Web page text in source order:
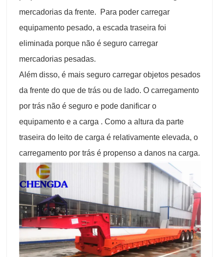
mercadorias da frente. Para poder carregar
equipamento pesado, a escada traseira foi
eliminada porque não é seguro carregar
mercadorias pesadas.
Além disso, é mais seguro carregar objetos pesados
da frente do que de trás ou de lado. O carregamento
por trás não é seguro e pode danificar o
equipamento e a carga . Como a altura da parte
traseira do leito de carga é relativamente elevada, o
carregamento por trás é propenso a danos na carga.